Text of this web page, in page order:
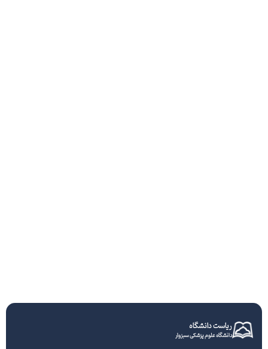
ریاست دانشگاه
دانشگاه علوم پزشکی سبزوار